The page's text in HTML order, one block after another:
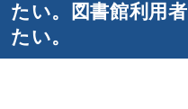
たい。図書館利用
たい。